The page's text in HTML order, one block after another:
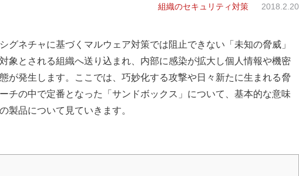
組織のセキュリティ対策 2018.2.20
グネチャに基づくマルウェア対策では阻止できない「未知の脅威」
象とされる組織へ送り込まれ、内部に感染が拡大し個人情報や機密
が発生します。ここでは、巧妙化する攻撃や日々新たに生まれる脅
チの中で定番となった「サンドボックス」について、基本的な意味
製品について見ていきます。